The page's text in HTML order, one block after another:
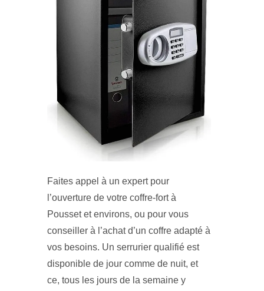
Faites appel à un expert pour
l’ouverture de votre coffre-fort à
Pousset et environs, ou pour vous
conseiller à l’achat d’un coffre adapté à
vos besoins. Un serrurier qualifié est
disponible de jour comme de nuit, et
ce, tous les jours de la semaine y